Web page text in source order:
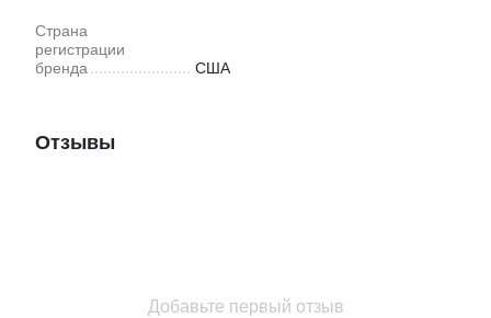
Страна
регистрации
бренда
США
Отзывы
Добавьте первый отзыв